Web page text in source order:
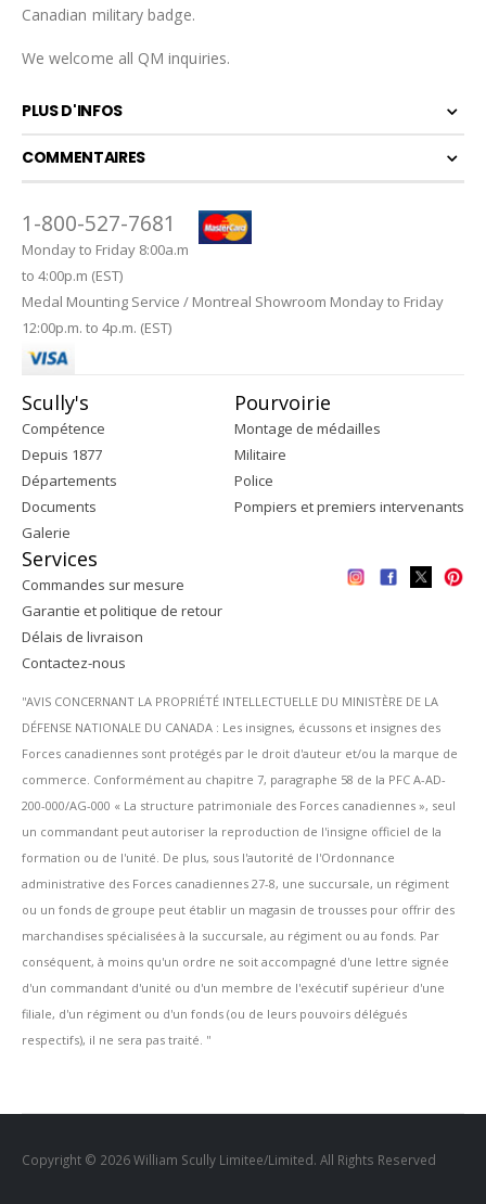
Canadian military badge.
We welcome all QM inquiries.
PLUS D'INFOS
COMMENTAIRES
1-800-527-7681
Monday to Friday 8:00a.m
to 4:00p.m (EST)
Medal Mounting Service / Montreal Showroom Monday to Friday
12:00p.m. to 4p.m. (EST)
Scully's
Compétence
Depuis 1877
Départements
Documents
Galerie
Pourvoirie
Montage de médailles
Militaire
Police
Pompiers et premiers intervenants
Services
Commandes sur mesure
Garantie et politique de retour
Délais de livraison
Contactez-nous
''AVIS CONCERNANT LA PROPRIÉTÉ INTELLECTUELLE DU MINISTÈRE DE LA
DÉFENSE NATIONALE DU CANADA : Les insignes, écussons et insignes des
Forces canadiennes sont protégés par le droit d'auteur et/ou la marque de
commerce. Conformément au chapitre 7, paragraphe 58 de la PFC A-AD-
200-000/AG-000 « La structure patrimoniale des Forces canadiennes », seul
un commandant peut autoriser la reproduction de l'insigne officiel de la
formation ou de l'unité. De plus, sous l'autorité de l'Ordonnance
administrative des Forces canadiennes 27-8, une succursale, un régiment
ou un fonds de groupe peut établir un magasin de trousses pour offrir des
marchandises spécialisées à la succursale, au régiment ou au fonds. Par
conséquent, à moins qu'un ordre ne soit accompagné d'une lettre signée
d'un commandant d'unité ou d'un membre de l'exécutif supérieur d'une
filiale, d'un régiment ou d'un fonds (ou de leurs pouvoirs délégués
respectifs), il ne sera pas traité. ''
Copyright © 2026 William Scully Limitee/Limited. All Rights Reserved